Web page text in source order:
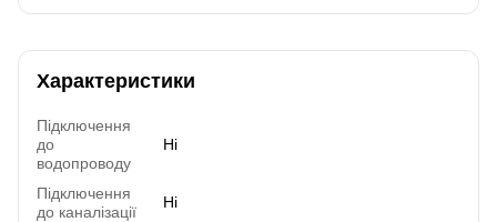
Характеристики
Підключення
до
водопроводу
Ні
Підключення
до каналізації
Ні